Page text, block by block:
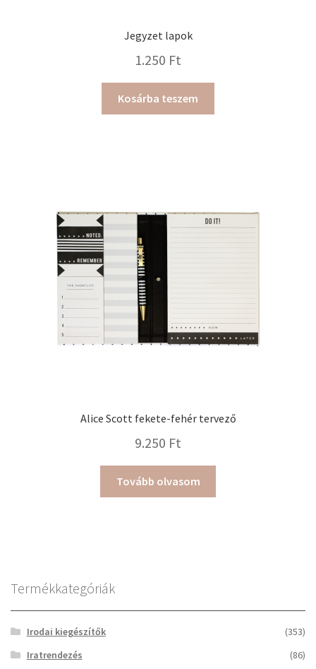
Jegyzet lapok
1.250 Ft
Kosárba teszem
Alice Scott fekete-fehér tervező
9.250 Ft
Tovább olvasom
Termékkategóriák
Irodai kiegészítők
(353)
Iratrendezés
(86)